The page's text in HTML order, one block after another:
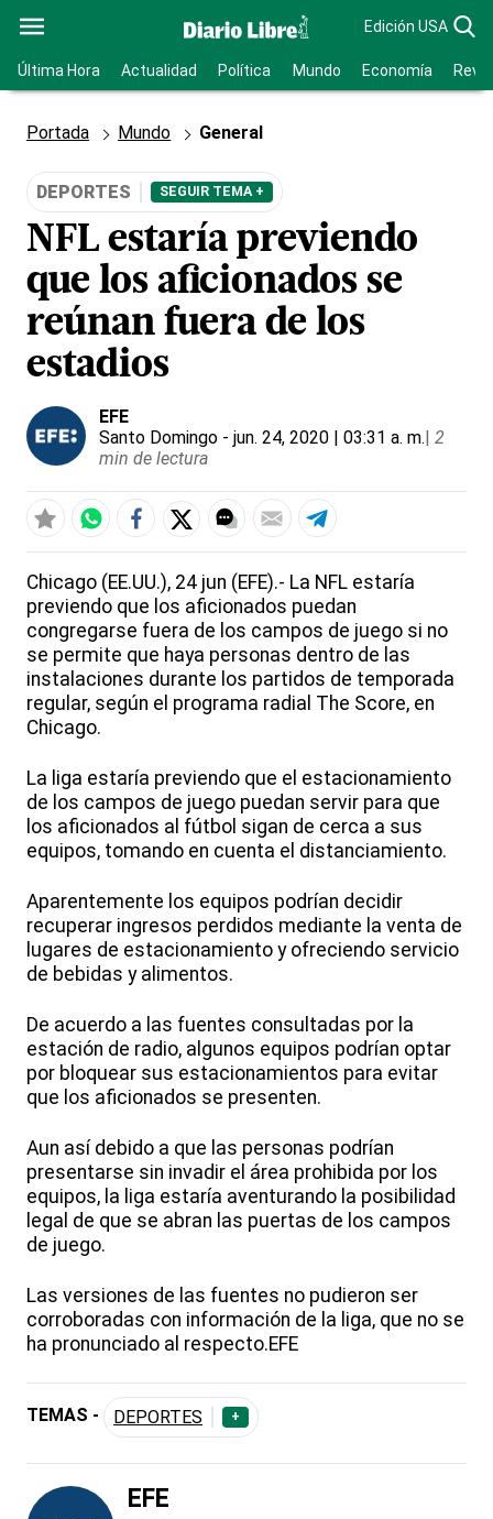
Edición USA
Última Hora Actualidad Política Mundo Economía
Portada Mundo General
DEPORTES SEGUIR TEMA +
NFL estaría previendo
que los aficionados se
reúnan fuera de los
estadios
EFE
Santo Domingo - jun. 24, 2020 | 03:31 a. m.| 2
min de lectura
Chicago (EE.UU.), 24 jun (EFE).- La NFL estaría
previendo que los aficionados puedan
congregarse fuera de los campos de juego si no
se permite que haya personas dentro de las
instalaciones durante los partidos de temporada
regular, según el programa radial The Score, en
Chicago.
La liga estaría previendo que el estacionamiento
de los campos de juego puedan servir para que
los aficionados al fútbol sigan de cerca a sus
equipos, tomando en cuenta el distanciamiento.
Aparentemente los equipos podrían decidir
recuperar ingresos perdidos mediante la venta de
lugares de estacionamiento y ofreciendo servicio
de bebidas y alimentos.
De acuerdo a las fuentes consultadas por la
estación de radio, algunos equipos podrían optar
por bloquear sus estacionamientos para evitar
que los aficionados se presenten.
Aun así debido a que las personas podrían
presentarse sin invadir el área prohibida por los
equipos, la liga estaría aventurando la posibilidad
legal de que se abran las puertas de los campos
de juego.
Las versiones de las fuentes no pudieron ser
corroboradas con información de la liga, que no se
ha pronunciado al respecto.EFE
TEMAS - DEPORTES +
EFE